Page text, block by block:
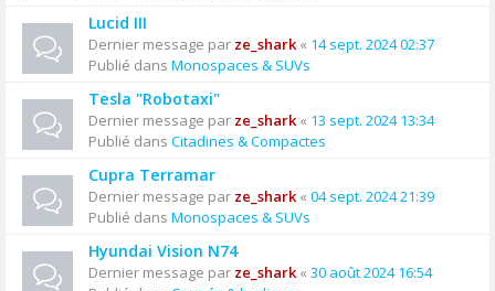
Lucid III
Dernier message par ze_shark« 14 sept. 2024 02:37
Publié dans Monospaces & SUVs
Tesla "Robotaxi"
Dernier message par ze_shark« 13 sept. 2024 13:34
Publié dans Citadines & Compactes
Cupra Terramar
Dernier message par ze_shark« 04 sept. 2024 21:39
Publié dans Monospaces & SUVs
Hyundai Vision N74
Dernier message par ze_shark« 30 août 2024 16:54